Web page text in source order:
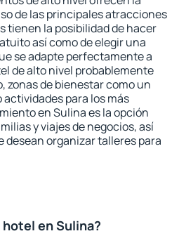
de las principales atracciones
tienen la posibilidad de hacer
así como de elegir una
se adapte perfectamente a
de alto nivel probablemente
zonas de bienestar como un
actividades para los más
en Sulina es la opción
y viajes de negocios, así
desean organizar talleres para
en Sulina?